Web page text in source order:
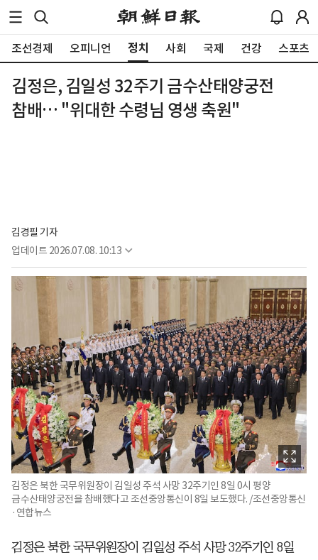
조선경제 오피니언 정치 사회 국제 건강 스포츠
김정은, 김일성 32주기 금수산태양궁전
참배… "위대한 수령님 영생 축원"
김경필 기자
업데이트 2026.07.08. 10:13
김정은 북한 국무위원장이 김일성 주석 사망 32주기인 8일 0시 평양
금수산태양궁전을 참배했다고 조선중앙통신이 8일 보도했다. /조선중앙통신
·연합뉴스
김정은 북한 국무위원장이 김일성 주석 사망 32주기인 8일